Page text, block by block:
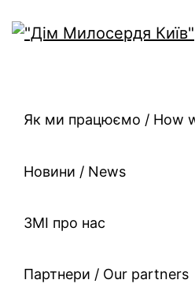
Як ми працюємо / How
Новини / News
ЗМІ про нас
Партнери / Our partners